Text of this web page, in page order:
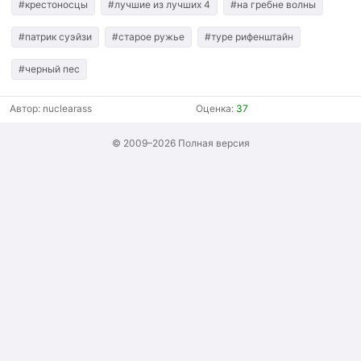
#крестоносцы #лучшие из лучших 4 #на гребне волны
#патрик суэйзи #старое ружье #туре рифенштайн
#черный пес
Автор: nuclearass Оценка: 37
© 2009–2026 Полная версия